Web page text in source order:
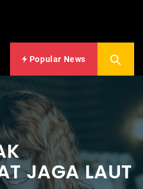
Popular News
JAGA LAUT